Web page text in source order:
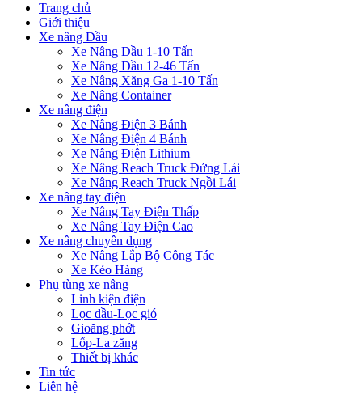
Trang chủ
Giới thiệu
Xe nâng Dầu
Xe Nâng Dầu 1-10 Tấn
Xe Nâng Dầu 12-46 Tấn
Xe Nâng Xăng Ga 1-10 Tấn
Xe Nâng Container
Xe nâng điện
Xe Nâng Điện 3 Bánh
Xe Nâng Điện 4 Bánh
Xe Nâng Điện Lithium
Xe Nâng Reach Truck Đứng Lái
Xe Nâng Reach Truck Ngồi Lái
Xe nâng tay điện
Xe Nâng Tay Điện Thấp
Xe Nâng Tay Điện Cao
Xe nâng chuyên dụng
Xe Nâng Lắp Bộ Công Tác
Xe Kéo Hàng
Phụ tùng xe nâng
Linh kiện điện
Lọc dầu-Lọc gió
Gioăng phớt
Lốp-La zăng
Thiết bị khác
Tin tức
Liên hệ